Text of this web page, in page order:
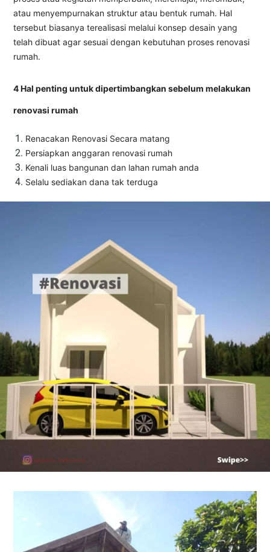
atau menyempurnakan struktur atau bentuk rumah. Hal
tersebut biasanya terealisasi melalui konsep desain yang
telah dibuat agar sesuai dengan kebutuhan proses renovasi
rumah.
4 Hal penting untuk dipertimbangkan sebelum melakukan
renovasi rumah
Renacakan Renovasi Secara matang
Persiapkan anggaran renovasi rumah
Kenali luas bangunan dan lahan rumah anda
Selalu sediakan dana tak terduga